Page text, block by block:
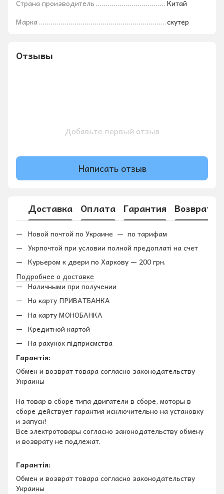
Страна производитель
Китай
Марка
скутер
Отзывы
Добавьте первый отзыв
Написать отзыв
Доставка Оплата Гарантия Возврат
Новой почтой по Украине — по тарифам
Укрпочтой при условии полной предоплаті на счет
Курьером к двери по Харкову — 200 грн.
Подробнее о доставке
Наличными при получении
На карту ПРИВАТБАНКА
На карту МОНОБАНКА
Кредитной картой
На рахунок підприємства
Гарантія:
Обмен и возврат товара согласно законодательству
Украины
На товар в сборе типа двигатели в сборе, моторы в
сборе действует гарантия исключительно на установку
и запуск!
Все электротовары согласно законодательству обмену
и возврату не подлежат.
Гарантія:
Обмен и возврат товара согласно законодательству
Украины